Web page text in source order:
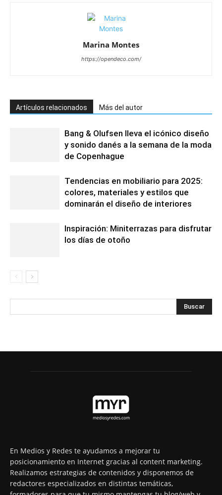
Marina Montes
https://opendeco.com/
Artículos relacionados Más del autor
Bang & Olufsen lleva el icónico diseño
y sonido danés a la semana de la moda
de Copenhague
Tendencias en mobiliario para 2025:
colores, materiales y estilos que
dominarán el diseño de interiores
Inspiración: Miniterrazas para disfrutar
los días de otoño
En Medios y Redes te ayudamos a mejorar tu
posicionamiento en Internet gracias al content marketing.
Realizamos estrategias de contenidos y disponemos de
redactores especializados en distintas temáticas,